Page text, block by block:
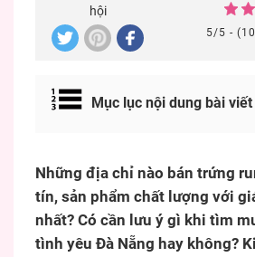
hội
5/5 -
Mục lục nội dung bài viết
Những địa chỉ nào bán trứng
tín, sản phẩm chất lượng với
nhất? Có cần lưu ý gì khi tìm
tình yêu Đà Nẵng hay không?